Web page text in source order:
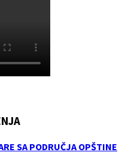
SA PODRUČJA OPŠTINE